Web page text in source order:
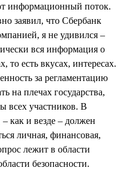
информационный поток.
заявил, что Сбербанк
я не удивился –
вся информация о
то есть вкусах, интересах.
за регламентацию
на плечах государства,
всех участников. В
как и везде – должен
личная, финансовая,
лежит в области
безопасности.